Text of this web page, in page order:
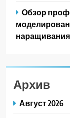
Обзор
Архив
Август 2026